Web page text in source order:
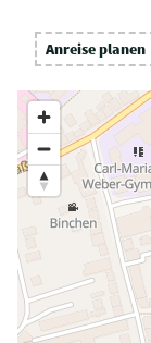
Anreise planen